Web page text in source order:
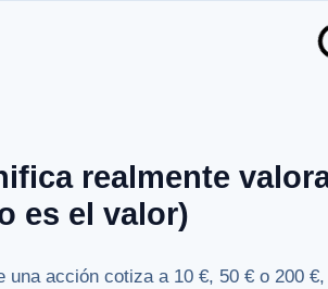
realmente
es el valor)
una acción cotiza a 10 €, 50 € o 200